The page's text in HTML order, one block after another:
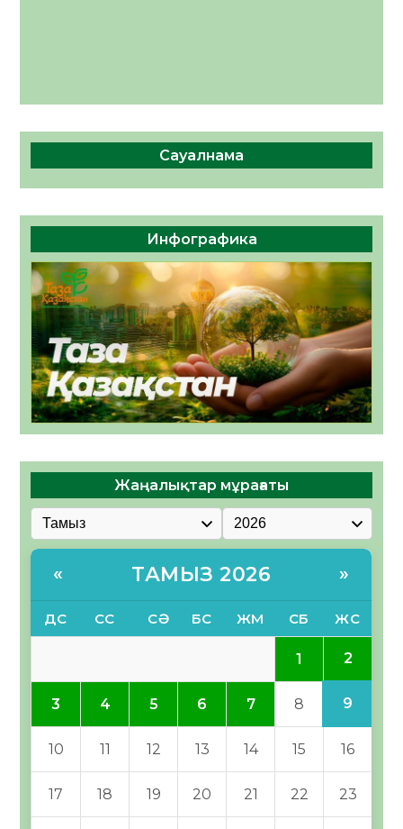
Сауалнама
Инфографика
Жаңалықтар мұрағаты
« ТАМЫЗ 2026 »
ДС СС СӘ БС ЖМ СБ ЖС
1 2
3 4 5 6 7 8 9
10 11 12 13 14 15 16
17 18 19 20 21 22 23